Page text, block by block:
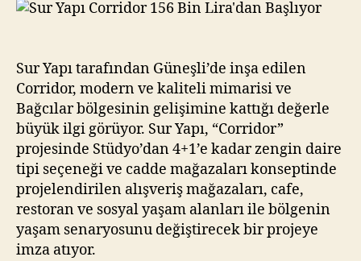
Sur Yapı tarafından Güneşli’de inşa edilen
Corridor, modern ve kaliteli mimarisi ve
Bağcılar bölgesinin gelişimine kattığı değerle
büyük ilgi görüyor. Sur Yapı, “Corridor”
projesinde Stüdyo’dan 4+1’e kadar zengin daire
tipi seçeneği ve cadde mağazaları konseptinde
projelendirilen alışveriş mağazaları, cafe,
restoran ve sosyal yaşam alanları ile bölgenin
yaşam senaryosunu değiştirecek bir projeye
imza atıyor.